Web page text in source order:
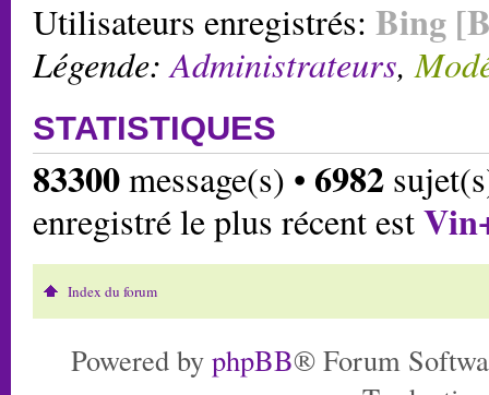
Utilisateurs enregistrés: Bing
Légende:Administrateurs,
STATISTIQUES
83300message(s) • 6982
enregistré le plus récent est
Index du forum
Powered by phpBB® Forum